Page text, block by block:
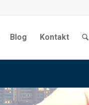
Blog Kontakt